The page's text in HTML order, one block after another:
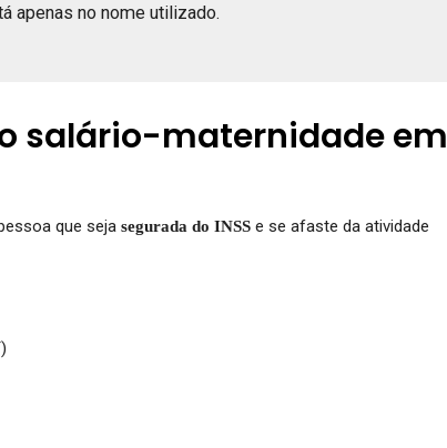
apenas no nome utilizado.
salário-maternidade em
que seja segurada do INSS e se afaste da atividade